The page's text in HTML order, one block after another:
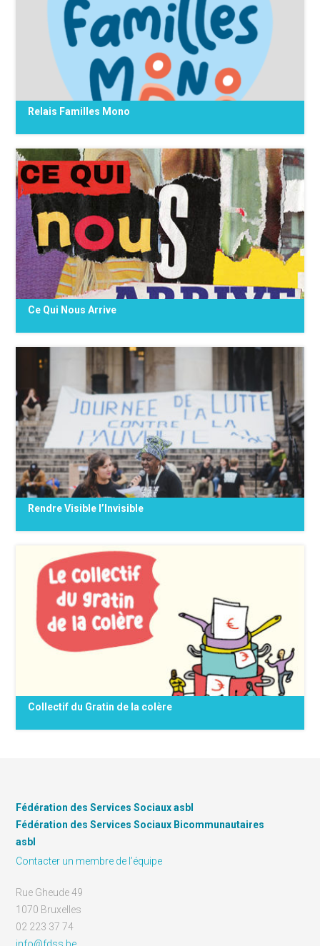
Relais Familles Mono
Qui sommes-nous ? Un dispositif d’aide et de
soutien à l’accompagnement des familles
monoparentales en Wallonie : >> 19
travailleurs·euses sociaux·ales « points-relais
familles monoparentales » implantés au sein
de différents Centre de {...}
Ce Qui Nous Arrive
CQNA, c’est un ensemble de personnes et de
collectifs, venant de secteurs variés (social,
climat, éducation permanente, santé…) qui se
réunissent dans le but de penser et agir de
manière très concrète, sur les territoires. Dans
le {...}
Rendre Visible l’Invisible
Le Front Rendre Visible l’Invisible est un
collectif de personnes en situation de
pauvreté, de citoyens et citoyennes et
d’associations sans affiliation à un parti
politique, rassemblés autour du 17 octobre,
Journée mondiale de lutte contre la {...}
Collectif du Gratin de la colère
thématiques du droit à l’alimentation, de
l’accès à l’alimentation et de la précarité
Fédération des Services Sociaux asbl
Fédération des Services Sociaux Bicommunautaires
asbl
Contacter un membre de l’équipe
Rue Gheude 49
1070 Bruxelles
02 223 37 74